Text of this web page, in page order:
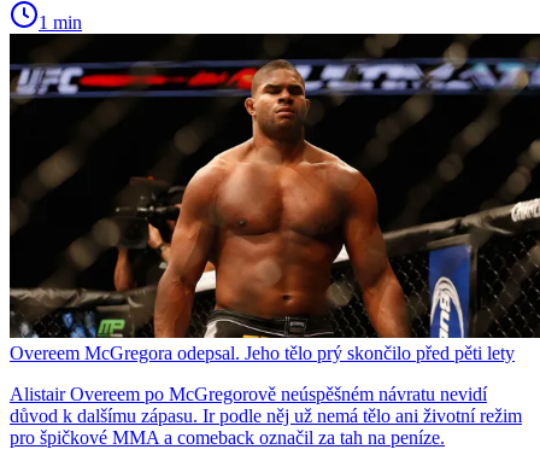
1 min
Overeem McGregora odepsal. Jeho tělo prý skončilo před pěti lety
Alistair Overeem po McGregorově neúspěšném návratu nevidí
důvod k dalšímu zápasu. Ir podle něj už nemá tělo ani životní režim
pro špičkové MMA a comeback označil za tah na peníze.